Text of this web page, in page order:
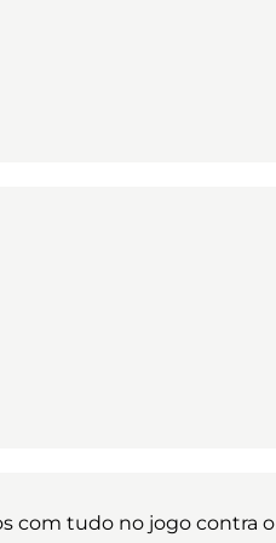
com tudo no jogo contra o